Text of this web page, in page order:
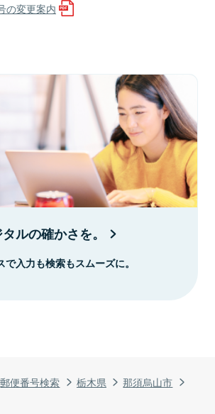
郵便番号検索 栃木県
那須烏山市
の変更案内
ルの確かさを。
入力も検索もスムーズに。